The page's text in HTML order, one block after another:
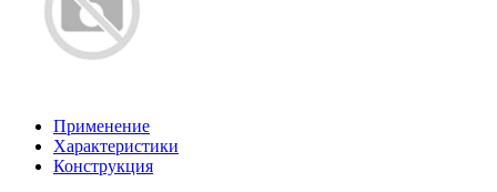
Применение
Характеристики
Конструкция